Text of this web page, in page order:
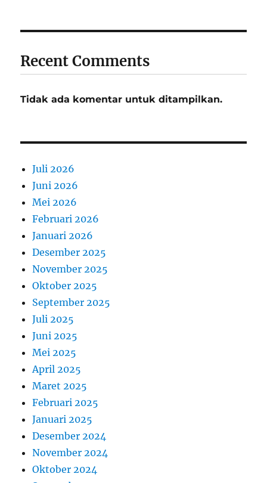
Recent Comments
Tidak ada komentar untuk ditampilkan.
Juli 2026
Juni 2026
Mei 2026
Februari 2026
Januari 2026
Desember 2025
November 2025
Oktober 2025
September 2025
Juli 2025
Juni 2025
Mei 2025
April 2025
Maret 2025
Februari 2025
Januari 2025
Desember 2024
November 2024
Oktober 2024